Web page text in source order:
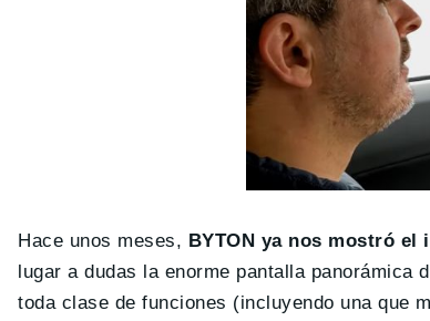
Hace unos meses, BYTON ya nos mostró
lugar a dudas la enorme pantalla panorámica
toda clase de funciones (incluyendo una que